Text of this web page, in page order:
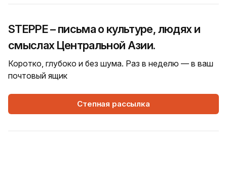
STEPPE – письма о культуре, людях и
смыслах Центральной Азии.
Коротко, глубоко и без шума. Раз в неделю — в ваш
почтовый ящик
Степная рассылка